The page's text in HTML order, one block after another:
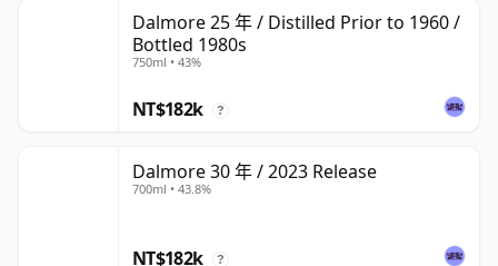
Dalmore 25 年 / Distilled Prior to 1960 /
Bottled 1980s
750ml • 43%
NT$182k ?
Dalmore 30 年 / 2023 Release
700ml • 43.8%
NT$182k ?